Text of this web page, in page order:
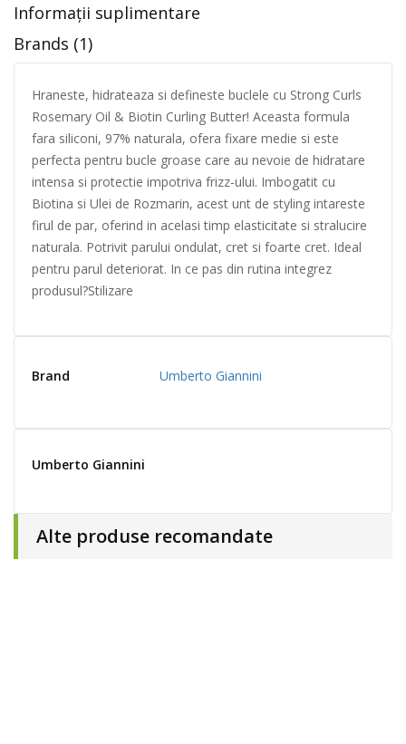
Informații suplimentare
Brands (1)
Hraneste, hidrateaza si defineste buclele cu Strong Curls
Rosemary Oil & Biotin Curling Butter! Aceasta formula
fara siliconi, 97% naturala, ofera fixare medie si este
perfecta pentru bucle groase care au nevoie de hidratare
intensa si protectie impotriva frizz-ului. Imbogatit cu
Biotina si Ulei de Rozmarin, acest unt de styling intareste
firul de par, oferind in acelasi timp elasticitate si stralucire
naturala. Potrivit parului ondulat, cret si foarte cret. Ideal
pentru parul deteriorat. In ce pas din rutina integrez
produsul?Stilizare
Brand Umberto Giannini
Umberto Giannini
Alte produse recomandate